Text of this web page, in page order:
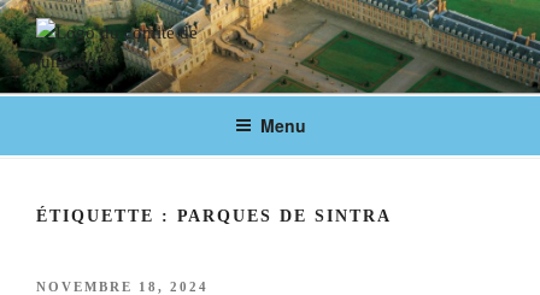
COMITÉ DE JUMELAGE DE
FONTAINEBLEAU
Fontainebleau en lien avec ses villes jumelées
Menu
ÉTIQUETTE : PARQUES DE SINTRA
NOVEMBRE 18, 2024